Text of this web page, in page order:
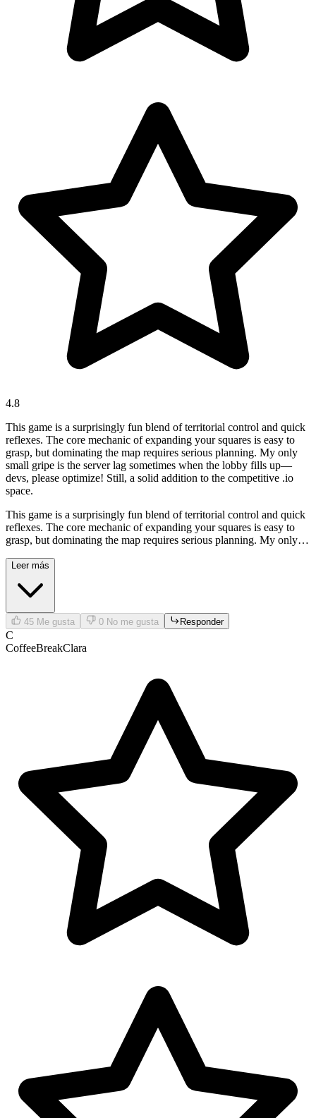
4.8
This game is a surprisingly fun blend of territorial control and quick
reflexes. The core mechanic of expanding your squares is easy to
grasp, but dominating the map requires serious planning. My only
small gripe is the server lag sometimes when the lobby fills up—
devs, please optimize! Still, a solid addition to the competitive .io
space.
This game is a surprisingly fun blend of territorial control and quick
reflexes. The core mechanic of expanding your squares is easy to
grasp, but dominating the map requires serious planning. My only
devs, please optimize! Still, a solid addition to the competitive .io
Leer más
45 Me gusta 0 No me gusta Responder
C
CoffeeBreakClara